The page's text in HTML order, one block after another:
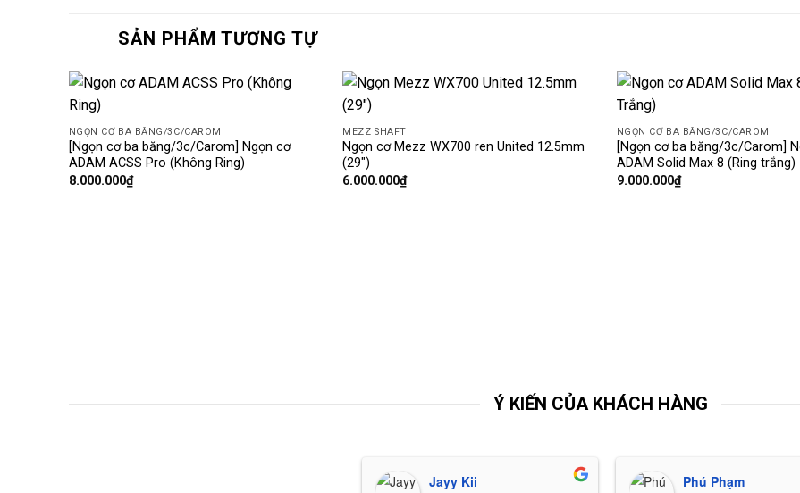
SẢN PHẨM TƯƠNG TỰ
wishlist
NGỌN CƠ BA BĂNG/3C/CAROM
[Ngọn cơ ba băng/3c/Carom] Ngọn cơ
ADAM ACSS Pro (Không Ring)
8.000.000₫
wishlist
MEZZ SHAFT
Ngọn cơ Mezz WX700 ren United 12.5mm
(29″)
6.000.000₫
NGỌN CƠ BA BĂNG/3C/CAROM
[Ngọn cơ ba băng/3c/Carom]
ADAM Solid Max 8 (Ring trắng)
9.000.000₫
Ý KIẾN CỦA KHÁCH HÀNG
Jayy Kii Phú Phạm